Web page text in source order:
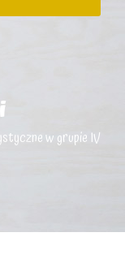
w grupie IV